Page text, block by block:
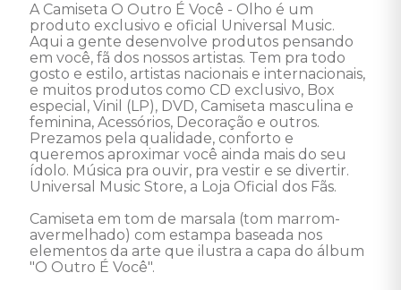
A Camiseta O Outro É Você - Olho é um
produto exclusivo e oficial Universal Music.
Aqui a gente desenvolve produtos pensando
em você, fã dos nossos artistas. Tem pra todo
gosto e estilo, artistas nacionais e internacionais,
e muitos produtos como CD exclusivo, Box
especial, Vinil (LP), DVD, Camiseta masculina e
feminina, Acessórios, Decoração e outros.
Prezamos pela qualidade, conforto e
queremos aproximar você ainda mais do seu
ídolo. Música pra ouvir, pra vestir e se divertir.
Universal Music Store, a Loja Oficial dos Fãs.
Camiseta em tom de marsala (tom marrom-
avermelhado) com estampa baseada nos
elementos da arte que ilustra a capa do álbum
"O Outro É Você".